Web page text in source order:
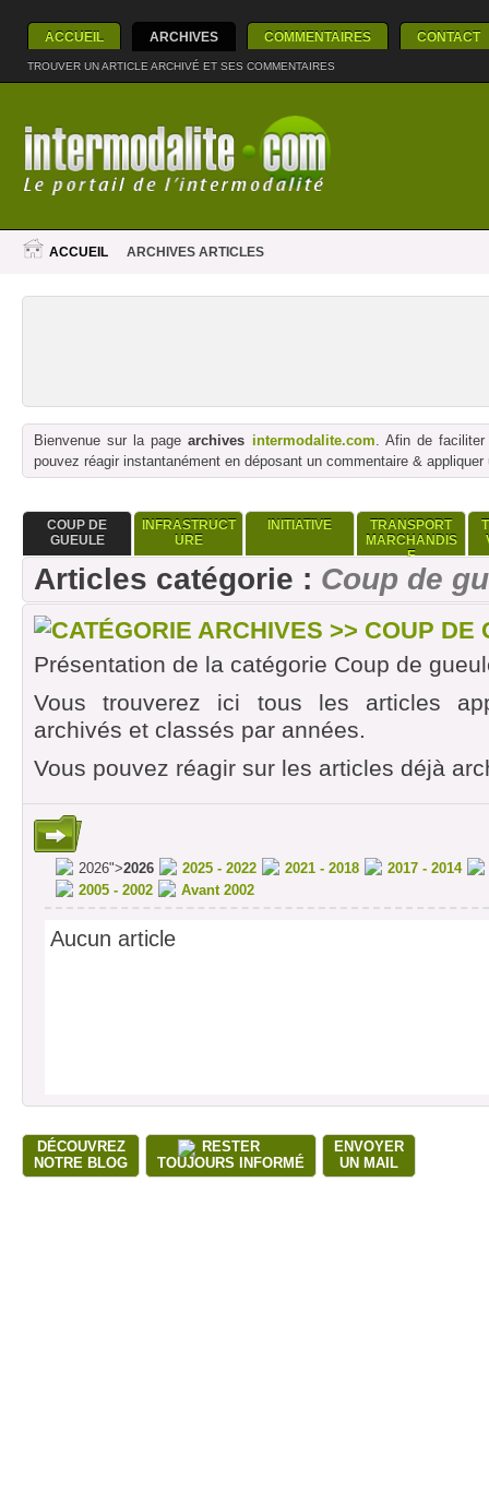
ACCUEIL ARCHIVES COMMENTAIRES CONTACT
TROUVER UN ARTICLE ARCHIVÉ ET SES COMMENTAIRES
ACCUEIL ARCHIVES ARTICLES
Bienvenue sur la pagearchives intermodalite.com. Afin de
pouvez réagir instantanément en déposant un commentaire & appliquer
COUP DE
GUEULE
INFRASTRUCT
URE
INITIATIVE
TRANSPORT
MARCHANDIS
E
Articles catégorie : Coup de
CATÉGORIE ARCHIVES >> COUP DE
Présentation de la catégorie Coup de
Vous trouverez ici tous les articles
archivés et classés par années.
Vous pouvez réagir sur les articles déjà
2026">2026 2025 - 2022 2021 - 2018
2017 - 2014
2005 - 2002
Avant 2002
Aucun article
DÉCOUVREZ
NOTRE BLOG
RESTER
TOUJOURS INFORMÉ
ENVOYER
UN MAIL